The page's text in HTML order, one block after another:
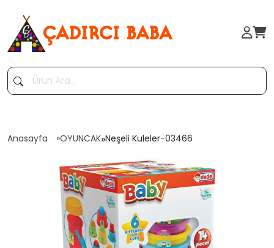
Anasayfa OYUNCAK»Neşeli Kuleler-03466